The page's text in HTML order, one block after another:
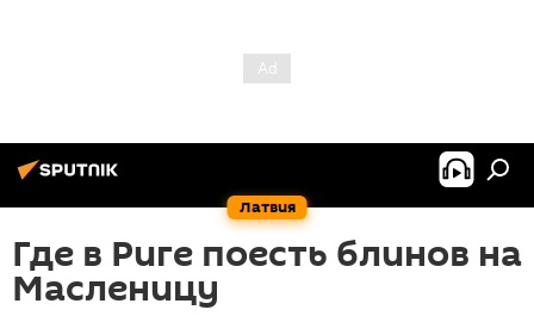
Латвия
Где в Риге поесть блинов на
Масленицу